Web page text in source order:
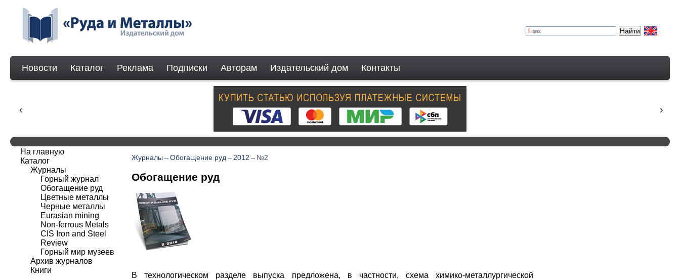
Новости Каталог Реклама Подписки Авторам Издательский дом Контакты
Журналы →Обогащение руд → 2012 → №2
Обогащение руд
В технологическом разделе выпуска предложена, в частности, схема химико-металлургической
На главную
Каталог
Журналы
Горный журнал
Обогащение руд
Цветные металлы
Черные металлы
Eurasian mining
Non-ferrous Мetals
CIS Iron and Steel
Review
Горный мир музеев
Архив журналов
Книги